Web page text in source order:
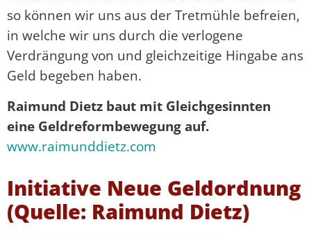
so können wir uns aus der Tretmühle befreien,
in welche wir uns durch die verlogene
Verdrängung von und gleichzeitige Hingabe ans
Geld begeben haben.
Raimund Dietz baut mit Gleichgesinnten
eine Geldreformbewegung auf.
www.raimunddietz.com
Initiative Neue Geldordnung
(Quelle: Raimund Dietz)